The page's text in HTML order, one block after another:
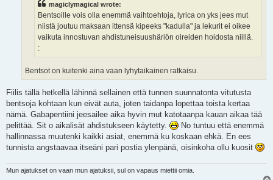
magiclymagical wrote:
Bentsoille vois olla enemmä vaihtoehtoja, lyrica on yks jees mut
niistä joutuu maksaan ittensä kipeeks "kadulla" ja lekurit ei oikee
vaikuta innostuvan ahdistuneisuushäriön oireiden hoidosta niillä.
:
Bentsot on kuitenki aina vaan lyhytaikainen ratkaisu.
Fiilis tällä hetkellä lähinnä sellainen että tunnen suunnatonta vitutusta
bentsoja kohtaan kun eivät auta, joten taidanpa lopettaa toista kertaa
nämä. Gabapentiini jeesailee aika hyvin mut katotaanpa kauan aikaa tää
pelittää. Sit o aikalisät ahdistukseen käytetty.
No tuntuu että enemmä
hallinnassa muutenki kaikki asiat, enemmä ku koskaan ehkä. En ees
tunnista angstaavaa itseäni pari postia ylenpänä, oisinkoha ollu kuosit
Mun ajatukset on vaan mun ajatuksii, sul on vapaus miettii omia.